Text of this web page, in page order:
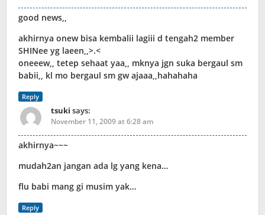
good news,,
akhirnya onew bisa kembalii lagiii d tengah2 member
SHINee yg laeen,,>.<
oneeew,, tetep sehaat yaa,, mknya jgn suka bergaul sm
babii,, kl mo bergaul sm gw ajaaa,,hahahaha
Reply
tsuki says:
November 11, 2009 at 6:28 am
akhirnya~~~
mudah2an jangan ada lg yang kena…
flu babi mang gi musim yak…
Reply